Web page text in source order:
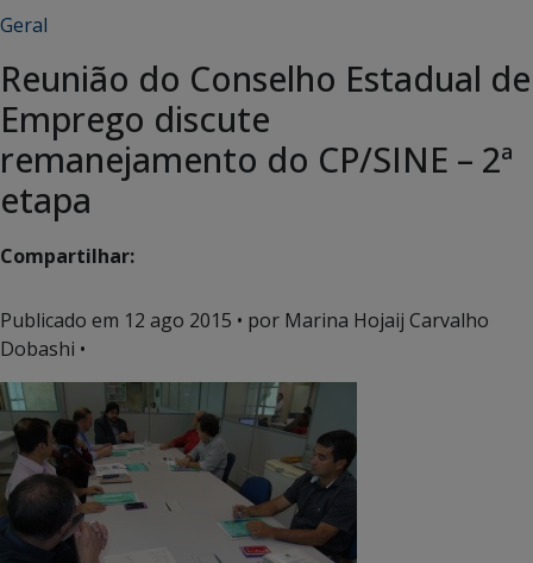
Geral
Reunião do Conselho Estadual de
Emprego discute
remanejamento do CP/SINE – 2ª
etapa
Compartilhar:
Publicado em 12 ago 2015 • por Marina Hojaij Carvalho
Dobashi •